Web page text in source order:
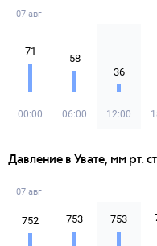
07 авг
71
00:00
58
06:00
36
12:00
Давление в Увате, мм рт.
07 авг
752 753 753